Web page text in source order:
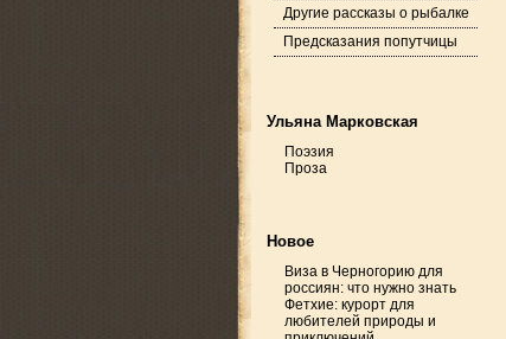
Другие рассказы о рыбалке
Предсказания попутчицы
Ульяна Марковская
Поэзия
Проза
Новое
Виза в Черногорию для
россиян: что нужно знать
Фетхие: курорт для
любителей природы и